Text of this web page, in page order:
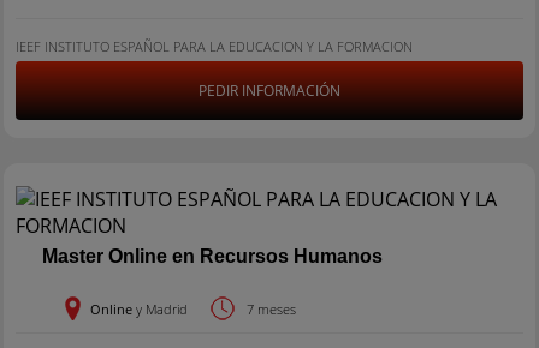
IEEF INSTITUTO ESPAÑOL PARA LA EDUCACION Y LA FORMACION
PEDIR INFORMACIÓN
Master Online en Recursos Humanos
Online y Madrid 7 meses